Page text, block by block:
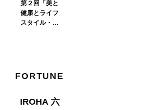
第２回「美と
健康とライフ
スタイル・口
FORTUNE
IROHA 六